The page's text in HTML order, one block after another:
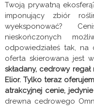
Twoją prywatną
imponujący zbiór
wyeksponować?
nieskończonych
odpowiedziałeś tak,
oferta skierowana jest
składany, cedrowy
Elior. Tylko teraz
atrakcyjnej cenie, jedynie
drewna cedrowego